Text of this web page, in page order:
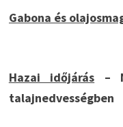
Gabona és
Hazai időjárás –
talajnedvességben